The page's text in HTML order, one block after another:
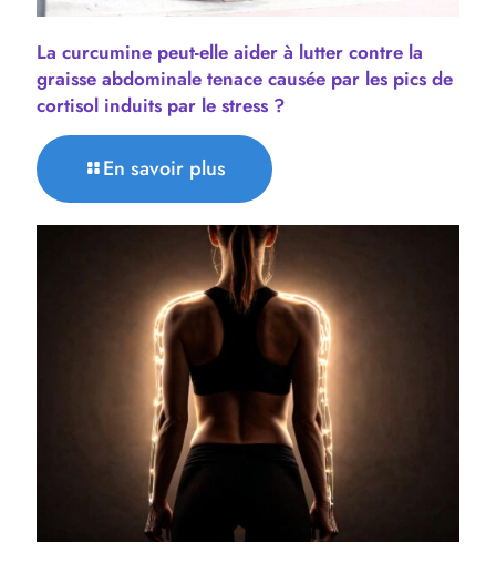
La curcumine peut-elle aider à lutter contre la
graisse abdominale tenace causée par les pics de
cortisol induits par le stress ?
En savoir plus